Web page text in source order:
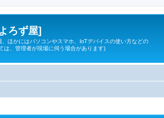
ろず屋]
ほかにはパソコンやスマホ、IoTデバイスの使い方などの
は、管理者が現場に伺う場合があります)